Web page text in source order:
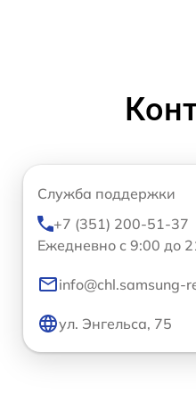
Служба поддержки
+7 (351) 200-51-37
Ежедневно с 9:00 до
info@chl.samsung-
ул. Энгельса, 75